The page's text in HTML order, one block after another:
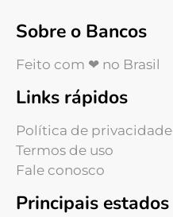
Sobre o Bancos
Feito com ❤ no Brasil
Links rápidos
Política de privacidade
Termos de uso
Fale conosco
Principais estados